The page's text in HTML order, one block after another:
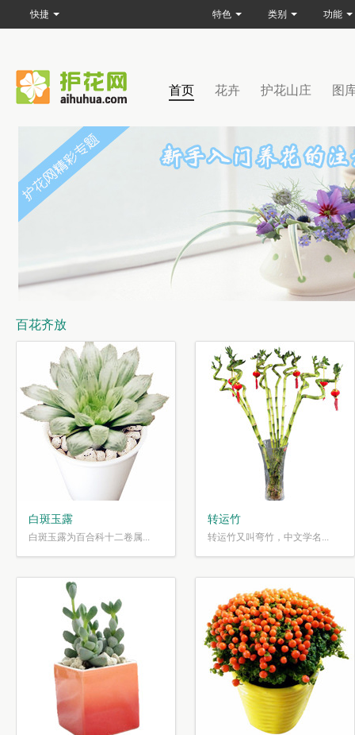
首页 花卉 护花山庄 图
百花齐放
白斑玉露
白斑玉露为百合科十二卷属...
转运竹
转运竹又叫弯竹，中文学名...
快捷 特色 类别 功能